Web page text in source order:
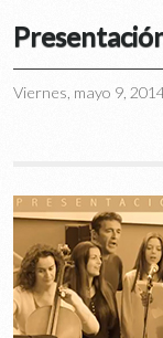
Viernes, mayo 9,